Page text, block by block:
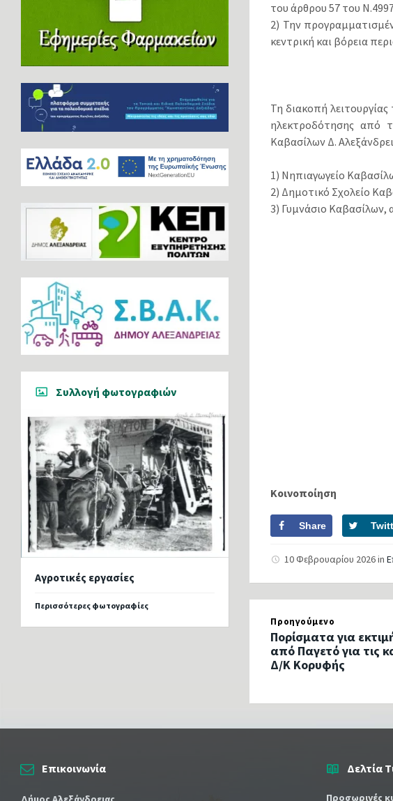
του άρθρου 57 του
2) Την
κεντρική και βόρεια
Τη διακοπή
ηλεκτροδότησης από
Καβασίλων Δ.
1) Νηπιαγωγείο
2) Δημοτικό Σχολείο
3) Γυμνάσιο Καβασίλων,
Κοινοποίηση
Share
10 Φεβρουαρίου 2026in
Προηγούμενο
Πορίσματα για
από Παγετό για τις
Δ/Κ Κορυφής
Συλλογή φωτογραφιών
Αγροτικές εργασίες
Περισσότερες φωτογραφίες
Επικοινωνία Δελτία
Προσωρινές